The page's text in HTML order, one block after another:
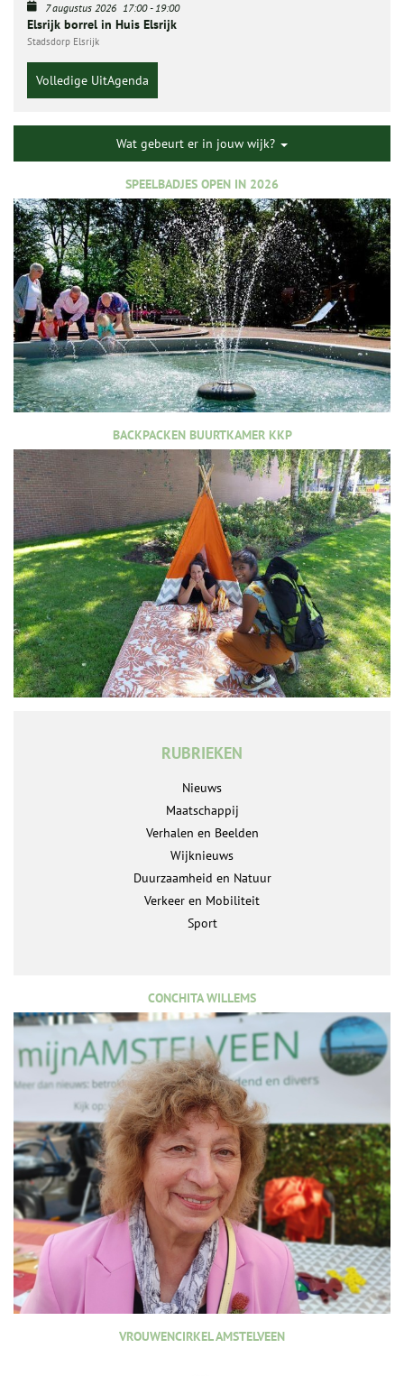
7 augustus 2026 17:00-19:00
Elsrijk borrel in Huis Elsrijk
Stadsdorp Elsrijk
Volledige UitAgenda
Wat gebeurt er in jouw wijk?
SPEELBADJES OPEN IN 2026
BACKPACKEN BUURTKAMER KKP
RUBRIEKEN
Nieuws
Maatschappij
Verhalen en Beelden
Wijknieuws
Duurzaamheid en Natuur
Verkeer en Mobiliteit
Sport
CONCHITA WILLEMS
VROUWENCIRKEL AMSTELVEEN